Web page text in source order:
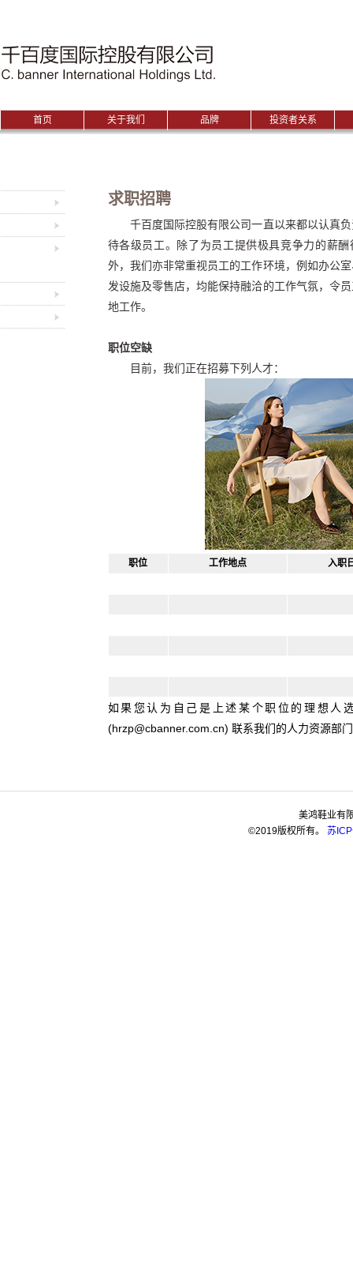
首页 关于我们 品牌 投资者关系
求职招聘
千百度国际控股有限公司一直以来都以认真负
待各级员工。除了为员工提供极具竞争力的薪酬
外，我们亦非常重视员工的工作环境，例如办公
发设施及零售店，均能保持融洽的工作气氛，令
地工作。
职位空缺
目前，我们正在招募下列人才：
职位 工作地点 入职
如果您认为自己是上述某个职位的理想人
(hrzp@cbanner.com.cn) 联系我们的人力资源部
美鸿鞋业有
©2019版权所有。 苏